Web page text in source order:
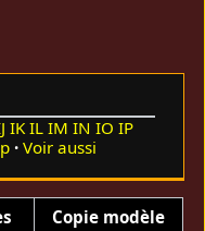
IK IL IM IN IO IP
Voir aussi
Copie modèle